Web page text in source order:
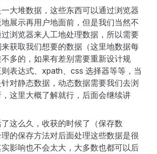
大堆数据，这些东西可以通过浏览器
展示再用户地面前，但是我们当然不
浏览器来人工地处理数据，所以需要
获取我们想要的数据（这里地数据每
多的，如果有差别需要重新设计规
表达式、xpath、css 选择器等等，当
对静态数据，动态数据需要我们去浏
这里大概了解就行，后面会继续讲
这么久，收获的时候了（保存数
的保存方法对后面处理这些数据是很
影响也不会太大，大多数也都可以后